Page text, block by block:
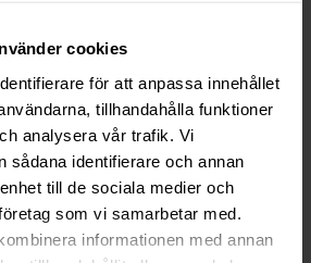
cookies
för att anpassa innehållet
tillhandahålla funktioner
analysera vår trafik. Vi
sådana identifierare och annan
till de sociala medier och
som vi samarbetar med.
informationen med annan